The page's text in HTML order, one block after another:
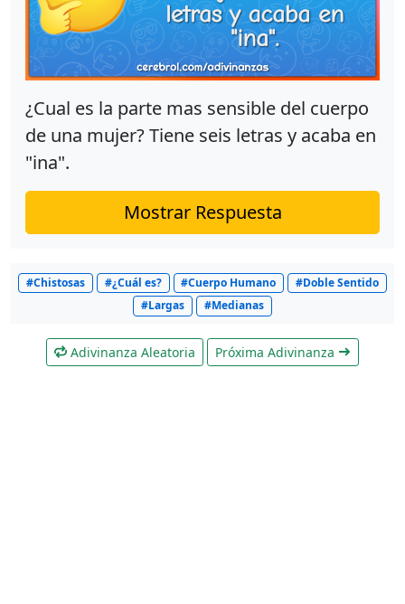
¿Cual es la parte mas sensible del cuerpo
de una mujer? Tiene seis letras y acaba en
"ina".
Mostrar Respuesta
#Chistosas #¿Cuál es? #Cuerpo Humano
#Doble Sentido
#Largas
#Medianas
Adivinanza Aleatoria Próxima Adivinanza